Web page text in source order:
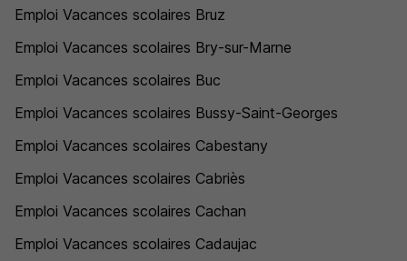
Emploi Vacances scolaires Bruz
Emploi Vacances scolaires Bry-sur-Marne
Emploi Vacances scolaires Buc
Emploi Vacances scolaires Bussy-Saint-Georges
Emploi Vacances scolaires Cabestany
Emploi Vacances scolaires Cabriès
Emploi Vacances scolaires Cachan
Emploi Vacances scolaires Cadaujac